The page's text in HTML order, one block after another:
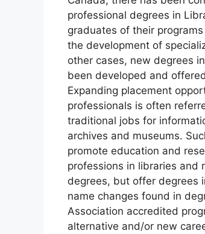
professional degrees in
graduates of their
the development of
other cases, new degrees
been developed and
Expanding placement
professionals is often
traditional jobs for
archives and museums.
promote education and
professions in libraries and
degrees, but offer degrees
name changes found in
Association accredited
alternative and/or new